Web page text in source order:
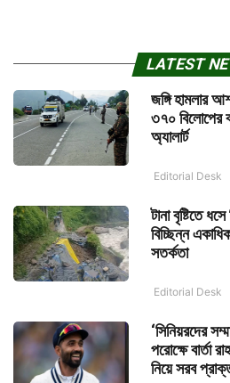
LATEST
জঙ্গি হামলার
৩৭০ বিলোপের
অ্যালার্ট
Editorial Desk
টানা বৃষ্টিতে
বিচ্ছিন্ন
সতর্কতা
Editorial Desk
‘সিনিয়রদের
পরোক্ষে বার্তা
নিয়ে সরব